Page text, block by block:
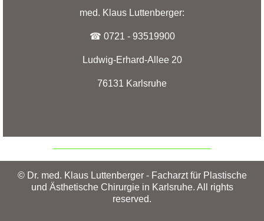
med. Klaus Luttenberger:
☎ 0721 - 93519900
Ludwig-Erhard-Allee 20
76131 Karlsruhe
© Dr. med. Klaus Luttenberger - Facharzt für Plastische
und Ästhetische Chirurgie in Karlsruhe. All rights
reserved.